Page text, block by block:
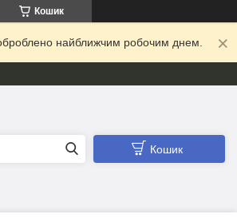
Кошик
найближчим робочим днем.
Кошик